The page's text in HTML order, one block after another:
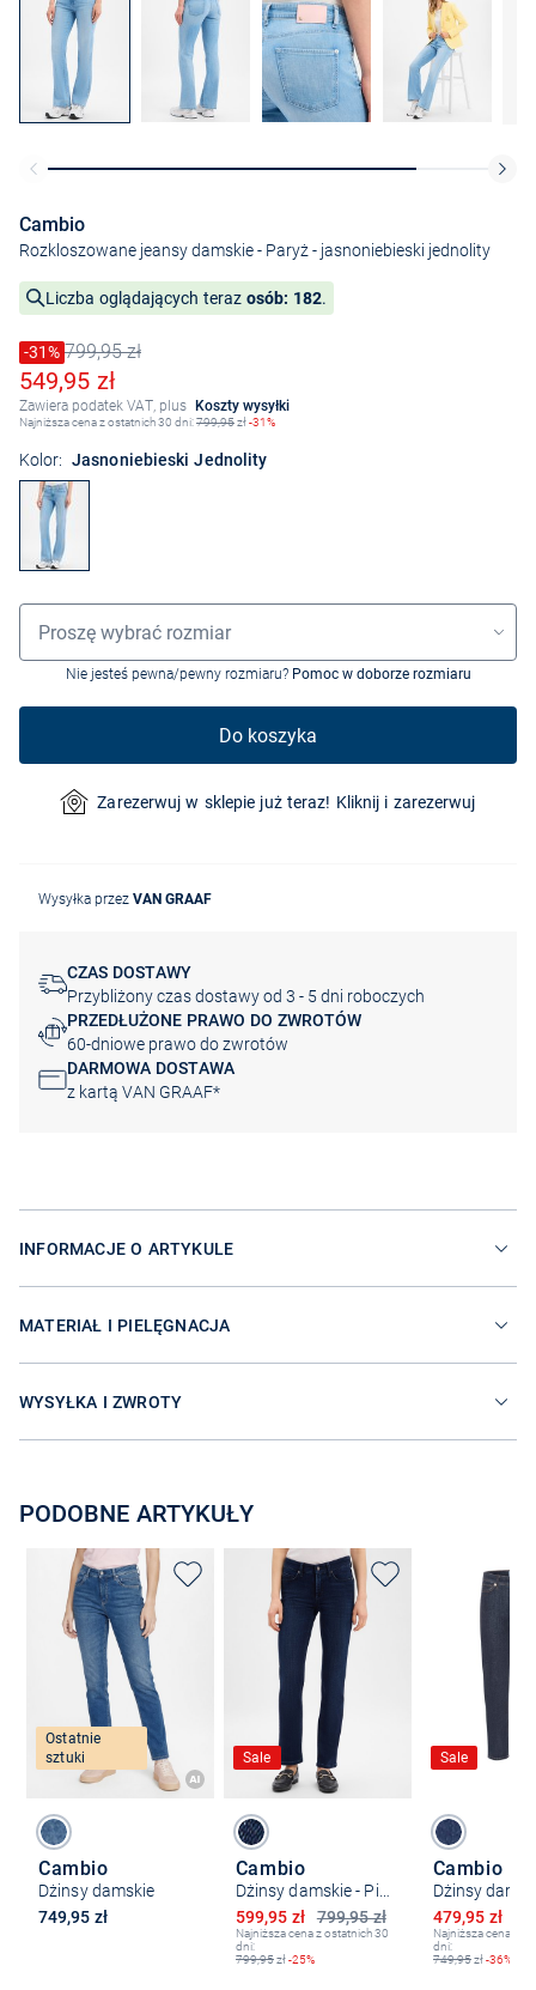
Cambio
Rozkloszowane jeansy damskie - Paryż- jasnoniebieski jednolity
Liczba oglądających teraz osób: 182.
Cena obniżona o
-31%
Stara cena799,95 zł
Obniżona cena
549,95 zł
Zawiera podatek VAT, plus Koszty wysyłki
Najniższa cena z ostatnich 30 dni:799,95zł-31%
Kolor: Jasnoniebieski Jednolity
Wybór rozmiaru
Proszę wybrać rozmiar
Nie jesteś pewna/pewny rozmiaru? Pomoc w doborze rozmiaru
Do koszyka
Zarezerwuj w sklepie już teraz! Kliknij i zarezerwuj
Wysyłka przez VAN GRAAF
CZAS DOSTAWY
Przybliżony czas dostawy od 3 - 5 dni roboczych
PRZEDŁUŻONE PRAWO DO ZWROTÓW
60-dniowe prawo do zwrotów
DARMOWA DOSTAWA
z kartą VAN GRAAF*
INFORMACJE O ARTYKULE
MATERIAŁ I PIELĘGNACJA
WYSYŁKA I ZWROTY
PODOBNE ARTYKUŁY
Ostatnie
sztuki
Cambio
Dżinsy damskie
749,95 zł
Sale
Cambio
799,95 zł
Obniżona cena
599,95 zł
Najniższa cena z ostatnich 30
dni:
799,95zł-25%
Sale
Cambio
Obniżona
479,95 zł
Najniższa cena z
dni:
749,95zł-36%